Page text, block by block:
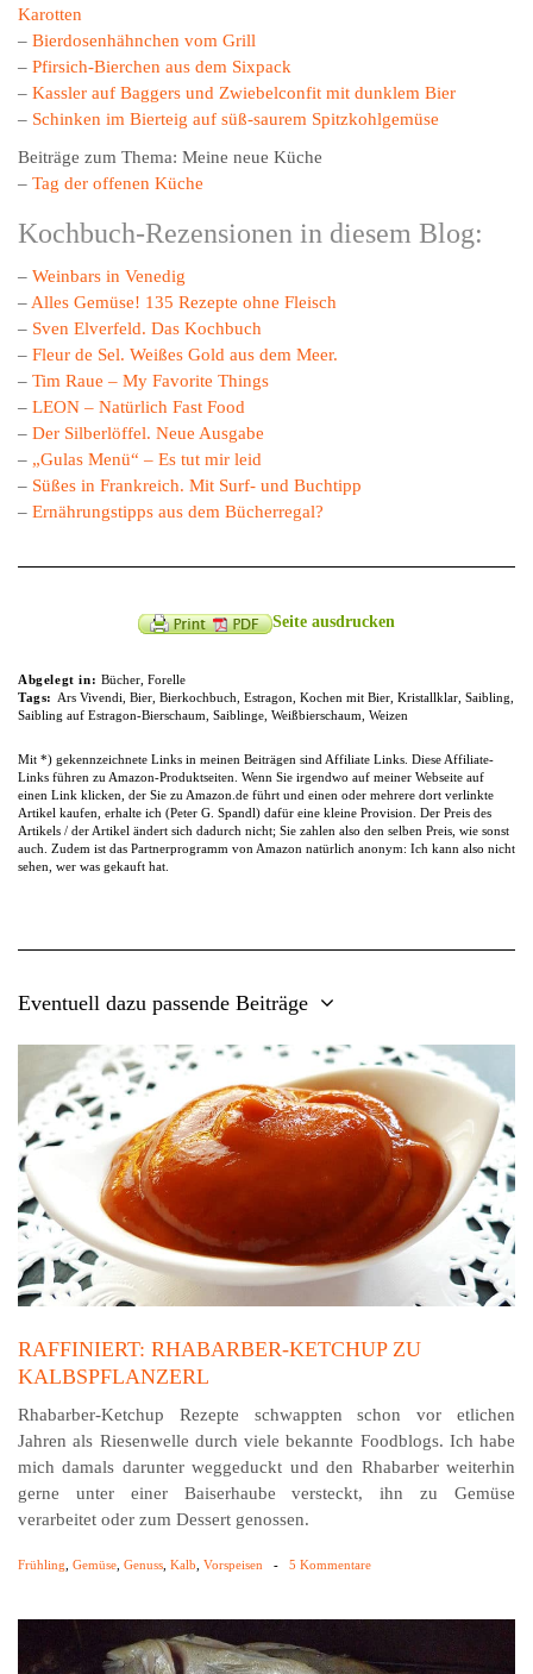
Karotten
– Bierdosenhähnchen vom Grill
– Pfirsich-Bierchen aus dem Sixpack
– Kassler auf Baggers und Zwiebelconfit mit dunklem Bier
– Schinken im Bierteig auf süß-saurem Spitzkohlgemüse
Beiträge zum Thema: Meine neue Küche
– Tag der offenen Küche
Kochbuch-Rezensionen in diesem Blog:
– Weinbars in Venedig
–Alles Gemüse! 135 Rezepte ohne Fleisch
– Sven Elverfeld. Das Kochbuch
– Fleur de Sel. Weißes Gold aus dem Meer.
– Tim Raue – My Favorite Things
– LEON – Natürlich Fast Food
– Der Silberlöffel. Neue Ausgabe
– „Gulas Menü“ – Es tut mir leid
– Süßes in Frankreich. Mit Surf- und Buchtipp
– Ernährungstipps aus dem Bücherregal?
Seite ausdrucken
Abgelegt in: Bücher, Forelle
Tags: Ars Vivendi Bier, Bierkochbuch Estragon Kochen mit Bier, Kristallklar, Saibling
Saibling auf Estragon-Bierschaum Saiblinge Weißbierschaum Weizen
Mit *) gekennzeichnete Links in meinen Beiträgen sind Affiliate Links. Diese Affiliate-
Links führen zu Amazon-Produktseiten. Wenn Sie irgendwo auf meiner Webseite auf
einen Link klicken, der Sie zu Amazon.de führt und einen oder mehrere dort verlinkte
Artikel kaufen, erhalte ich (Peter G. Spandl) dafür eine kleine Provision. Der Preis des
Artikels / der Artikel ändert sich dadurch nicht; Sie zahlen also den selben Preis, wie sonst
auch. Zudem ist das Partnerprogramm von Amazon natürlich anonym: Ich kann also nicht
sehen, wer was gekauft hat.
Eventuell dazu passende Beiträge
RAFFINIERT: RHABARBER-KETCHUP ZU
KALBSPFLANZERL
Rhabarber-Ketchup Rezepte schwappten schon vor etlichen
Jahren als Riesenwelle durch viele bekannte Foodblogs. Ich habe
mich damals darunter weggeduckt und den Rhabarber weiterhin
gerne unter einer Baiserhaube versteckt, ihn zu Gemüse
verarbeitet oder zum Dessert genossen.
Frühling Gemüse Genuss Kalb Vorspeisen - 5 Kommentare